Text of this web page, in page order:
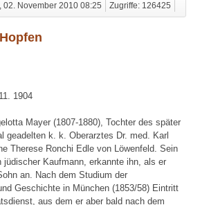
02. November 2010 08:25 Zugriffe: 126425
1904
Mayer (1807-1880), Tochter des später
geadelten k. k. Oberarztes Dr. med. Karl
Therese Ronchi Edle von Löwenfeld. Sein
jüdischer Kaufmann, erkannte ihn, als er
an. Nach dem Studium der
Geschichte in München (1853/58) Eintritt
aus dem er aber bald nach dem